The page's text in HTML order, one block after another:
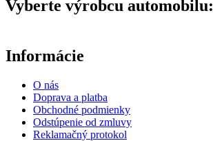
Vyberte výrobcu automobilu:
Informácie
O nás
Doprava a platba
Obchodné podmienky
Odstúpenie od zmluvy
Reklamačný protokol